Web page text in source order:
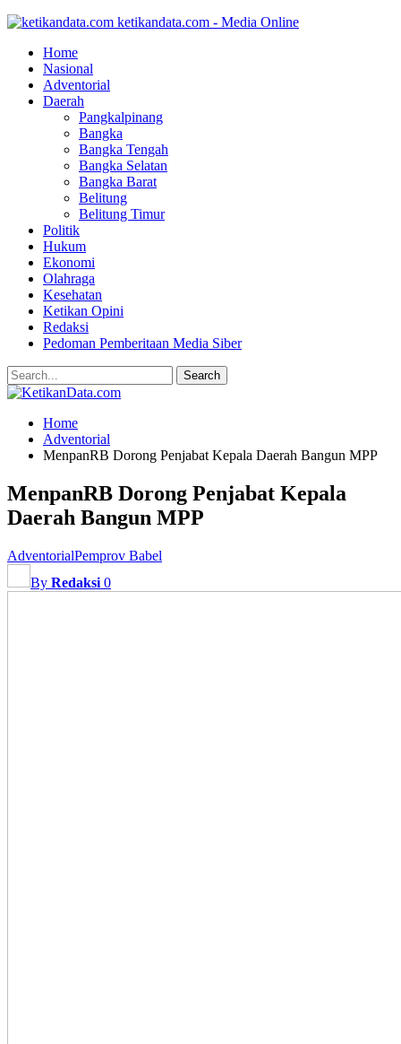
ketikandata.com - Media Online
Home
Nasional
Adventorial
Daerah
Pangkalpinang
Bangka
Bangka Tengah
Bangka Selatan
Bangka Barat
Belitung
Belitung Timur
Politik
Hukum
Ekonomi
Olahraga
Kesehatan
Ketikan Opini
Redaksi
Pedoman Pemberitaan Media Siber
Home
Adventorial
MenpanRB Dorong Penjabat Kepala Daerah Bangun MPP
MenpanRB Dorong Penjabat Kepala
Daerah Bangun MPP
AdventorialPemprov Babel
By Redaksi 0